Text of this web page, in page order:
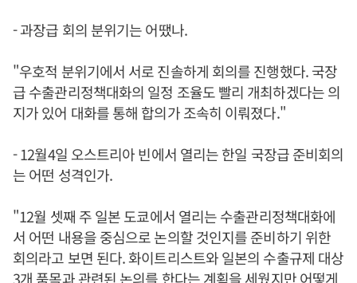
- 과장급 회의 분위기는 어땠나.
"우호적 분위기에서 서로 진솔하게 회의를 진행했다. 국장
급 수출관리정책대화의 일정 조율도 빨리 개최하겠다는 의
지가 있어 대화를 통해 합의가 조속히 이뤄졌다."
- 12월4일 오스트리아 빈에서 열리는 한일 국장급 준비회의
는 어떤 성격인가.
"12월 셋째 주 일본 도쿄에서 열리는 수출관리정책대화에
서 어떤 내용을 중심으로 논의할 것인지를 준비하기 위한
회의라고 보면 된다. 화이트리스트와 일본의 수출규제 대상
3개 품목과 관련된 논의를 한다는 계획을 세웠지만 어떻게